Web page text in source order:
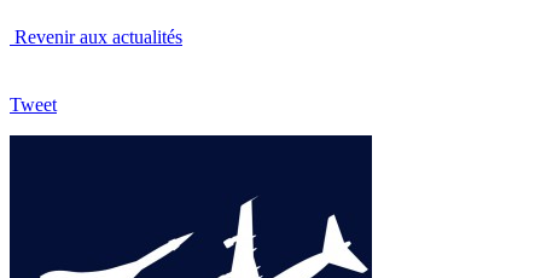
Revenir aux actualités
Tweet